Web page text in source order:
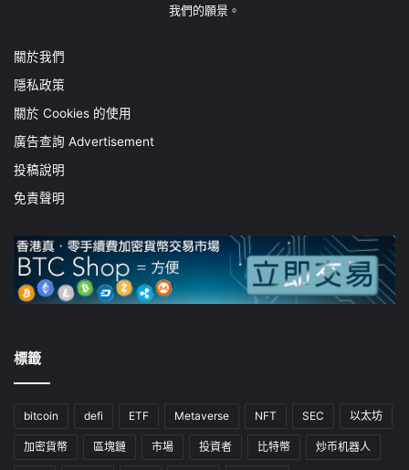
我們的願景。
關於我們
隱私政策
關於 Cookies 的使用
廣告查詢 Advertisement
投稿說明
免責聲明
標籤
bitcoin defi ETF Metaverse NFT SEC 以太坊
加密貨幣 區塊鏈 市場 投資者 比特幣 炒币机器人